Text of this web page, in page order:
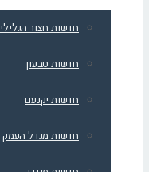
חדשות חצור
חדשות טבעון
חדשות יקנעם
חדשות מגדל העמק